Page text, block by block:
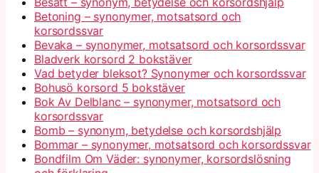
Betoning – synonymer, motsatsord och
korsordssvar
Bevaka – synonymer, motsatsord och korsordssvar
Bladverk korsord 2 bokstäver
Vad betyder bleksot? Synonymer och korsordssvar
Bohusö korsord 5 bokstäver
Bok Av Delblanc – synonymer, motsatsord och
korsordssvar
Bomb – synonym, betydelse och korsordshjälp
Bommar – synonymer, motsatsord och korsordssvar
Bondfilm Om Väder: synonymer, korsordslösning